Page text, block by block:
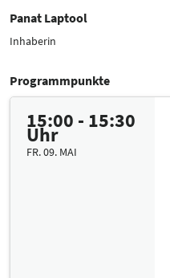
Panat Laptool
Inhaberin
Programmpunkte
15:00 - 15:30
Uhr
FR. 09. MAI